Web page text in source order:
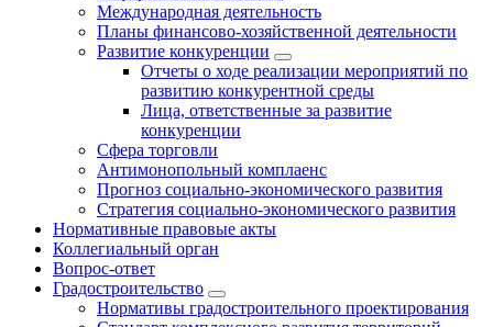
Международная деятельность
Планы финансово-хозяйственной деятельности
Развитие конкуренции
Отчеты о ходе реализации мероприятий по
развитию конкурентной среды
Лица, ответственные за развитие
конкуренции
Сфера торговли
Антимонопольный комплаенс
Прогноз социально-экономического развития
Стратегия социально-экономического развития
Нормативные правовые акты
Коллегиальный орган
Вопрос-ответ
Градостроительство
Нормативы градостроительного проектирования